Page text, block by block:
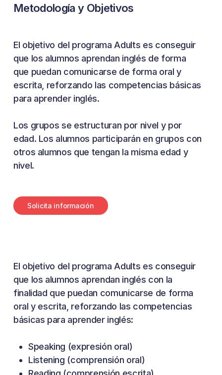
Metodología y Objetivos
El objetivo del programa Adults es conseguir
que los alumnos aprendan inglés de forma
que puedan comunicarse de forma oral y
escrita, reforzando las competencias básicas
para aprender inglés.
Los grupos se estructuran por nivel y por
edad. Los alumnos participarán en grupos con
otros alumnos que tengan la misma edad y
nivel.
Solicita información
El objetivo del programa Adults es conseguir
que los alumnos aprendan inglés con la
finalidad que puedan comunicarse de forma
oral y escrita, reforzando las competencias
básicas para aprender inglés:
Speaking (expresión oral)
Listening (comprensión oral)